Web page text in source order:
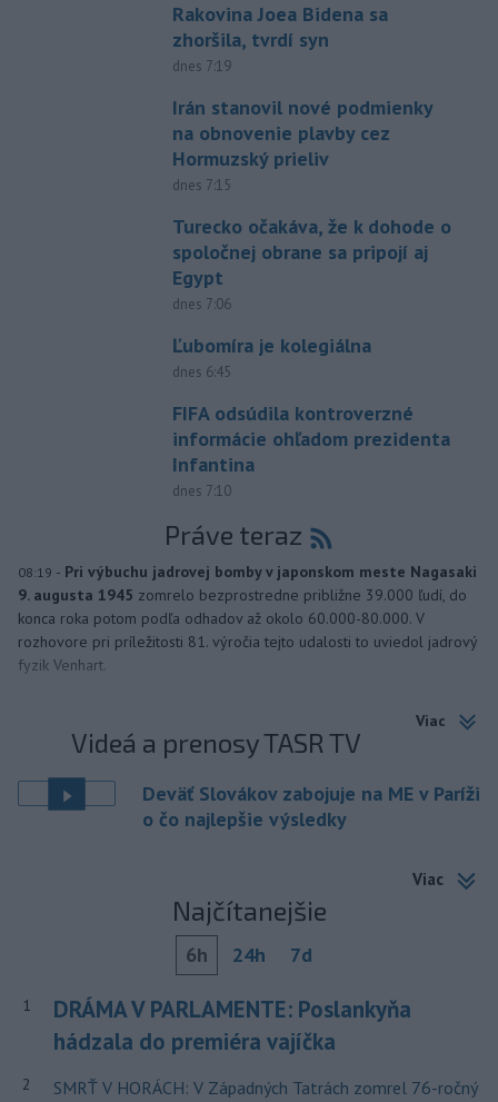
Rakovina Joea Bidena sa
zhoršila, tvrdí syn
dnes 7:19
Irán stanovil nové podmienky
na obnovenie plavby cez
Hormuzský prieliv
dnes 7:15
Turecko očakáva, že k dohode o
spoločnej obrane sa pripojí aj
Egypt
dnes 7:06
Ľubomíra je kolegiálna
dnes 6:45
FIFA odsúdila kontroverzné
informácie ohľadom prezidenta
Infantina
dnes 7:10
Práve teraz
08:19 - Pri výbuchu jadrovej bomby v japonskom meste Nagasaki
9. augusta 1945 zomrelo bezprostredne približne 39.000 ľudí, do
konca roka potom podľa odhadov až okolo 60.000-80.000. V
rozhovore pri príležitosti 81. výročia tejto udalosti to uviedol jadrový
fyzik Venhart.
Viac
Videá a prenosy TASR TV
Deväť Slovákov zabojuje na ME v Paríži
o čo najlepšie výsledky
Viac
Najčítanejšie
6h 24h 7d
1
DRÁMA V PARLAMENTE: Poslankyňa
hádzala do premiéra vajíčka
2
SMRŤ V HORÁCH: V Západných Tatrách zomrel 76-ročný